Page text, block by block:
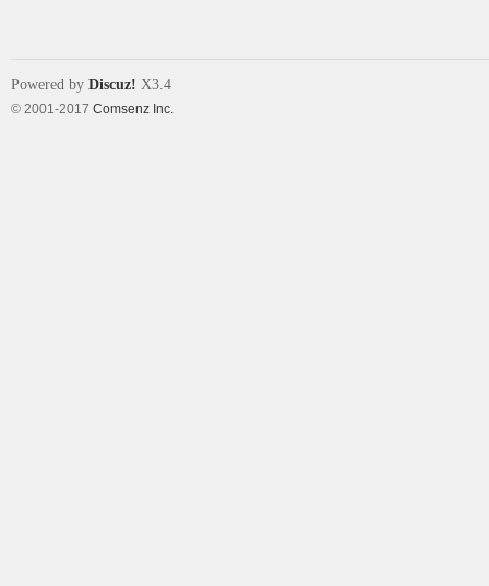
Powered by Discuz! X3.4
© 2001-2017 Comsenz Inc.